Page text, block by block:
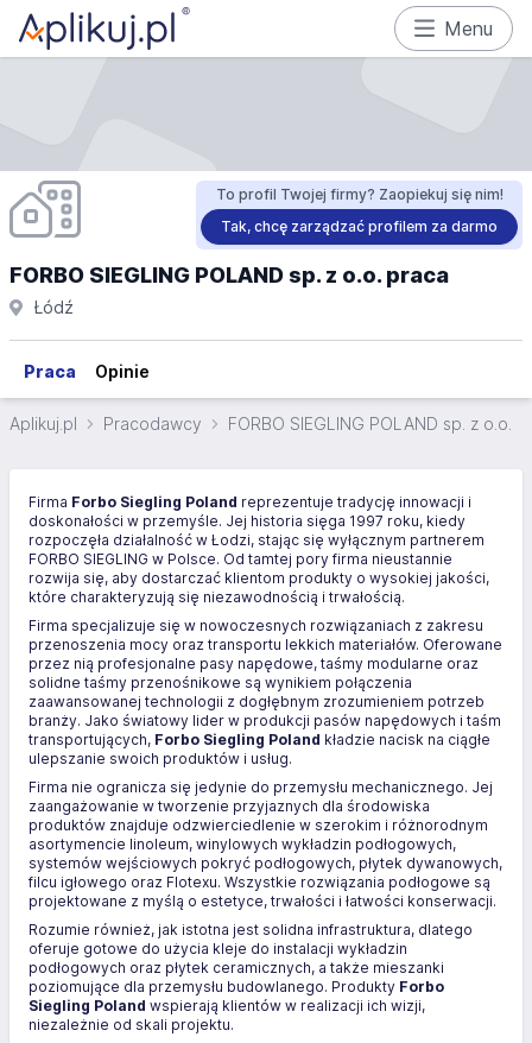
Menu
To profil Twojej firmy? Zaopiekuj się nim!
Tak, chcę zarządzać profilem za darmo
FORBO SIEGLING POLAND sp. z o.o. praca
Łódź
Praca Opinie
Aplikuj.pl Pracodawcy FORBO SIEGLING POLAND sp. z o.o.
Firma Forbo Siegling Poland reprezentuje tradycję innowacji i
doskonałości w przemyśle. Jej historia sięga 1997 roku, kiedy
rozpoczęła działalność w Łodzi, stając się wyłącznym partnerem
FORBO SIEGLING w Polsce. Od tamtej pory firma nieustannie
rozwija się, aby dostarczać klientom produkty o wysokiej jakości,
które charakteryzują się niezawodnością i trwałością.
Firma specjalizuje się w nowoczesnych rozwiązaniach z zakresu
przenoszenia mocy oraz transportu lekkich materiałów. Oferowane
przez nią profesjonalne pasy napędowe, taśmy modularne oraz
solidne taśmy przenośnikowe są wynikiem połączenia
zaawansowanej technologii z dogłębnym zrozumieniem potrzeb
branży. Jako światowy lider w produkcji pasów napędowych i taśm
transportujących, Forbo Siegling Poland kładzie nacisk na ciągłe
ulepszanie swoich produktów i usług.
Firma nie ogranicza się jedynie do przemysłu mechanicznego. Jej
zaangażowanie w tworzenie przyjaznych dla środowiska
produktów znajduje odzwierciedlenie w szerokim i różnorodnym
asortymencie linoleum, winylowych wykładzin podłogowych,
systemów wejściowych pokryć podłogowych, płytek dywanowych,
filcu igłowego oraz Flotexu. Wszystkie rozwiązania podłogowe są
projektowane z myślą o estetyce, trwałości i łatwości konserwacji.
Rozumie również, jak istotna jest solidna infrastruktura, dlatego
oferuje gotowe do użycia kleje do instalacji wykładzin
podłogowych oraz płytek ceramicznych, a także mieszanki
poziomujące dla przemysłu budowlanego. Produkty Forbo
Siegling Poland wspierają klientów w realizacji ich wizji,
niezależnie od skali projektu.